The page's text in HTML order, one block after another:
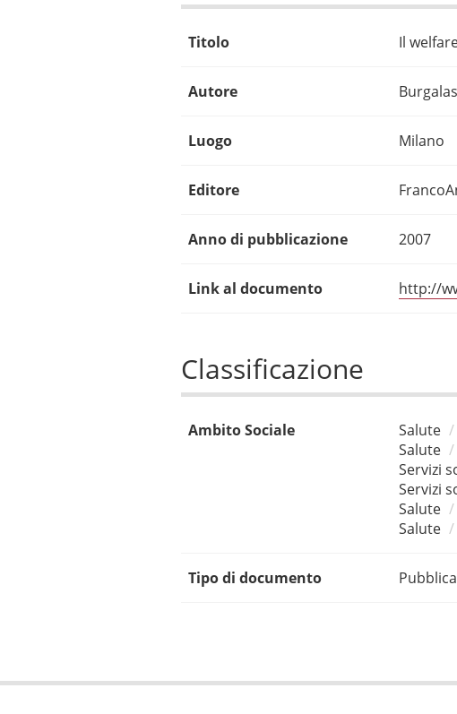
Titolo Il
Autore
Luogo Milano
Editore
Anno di pubblicazione 2007
Link al documento http://
Classificazione
Ambito Sociale Salute
Salute
Servizi
Servizi
Salute
Salute
Tipo di documento